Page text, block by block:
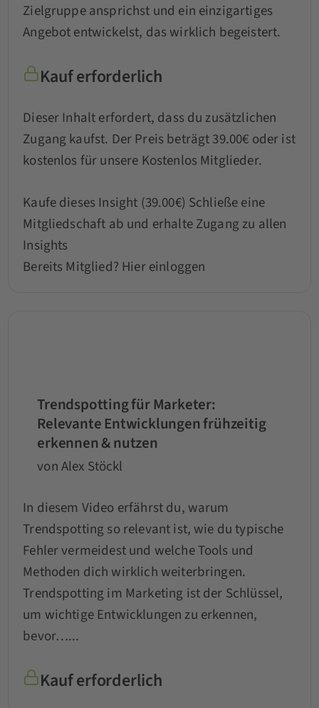
Zielgruppe ansprichst und ein einzigartiges
Angebot entwickelst, das wirklich begeistert.
Kauf erforderlich
Dieser Inhalt erfordert, dass du zusätzlichen
Zugang kaufst. Der Preis beträgt 39.00€ oder ist
kostenlos für unsere Kostenlos Mitglieder.
Kaufe dieses Insight (39.00€) Schließe eine
Mitgliedschaft ab und erhalte Zugang zu allen
Insights
Bereits Mitglied? Hier einloggen
Trendspotting für Marketer:
Relevante Entwicklungen frühzeitig
erkennen & nutzen
von Alex Stöckl
In diesem Video erfährst du, warum
Trendspotting so relevant ist, wie du typische
Fehler vermeidest und welche Tools und
Methoden dich wirklich weiterbringen.
Trendspotting im Marketing ist der Schlüssel,
um wichtige Entwicklungen zu erkennen,
bevor…...
Kauf erforderlich